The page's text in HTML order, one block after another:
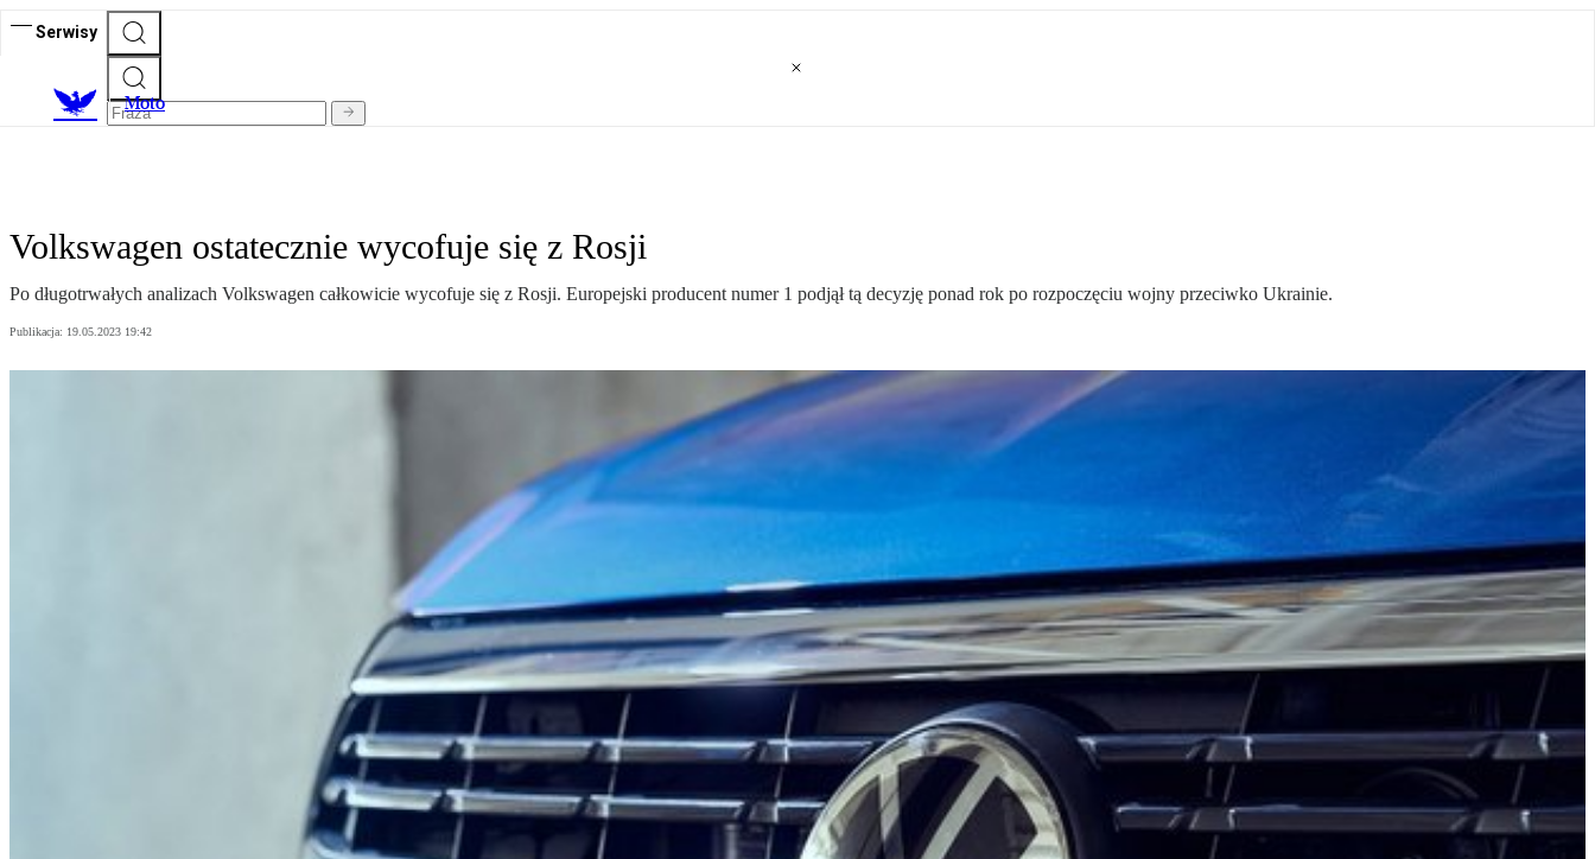
Serwisy
Moto
Volkswagen ostatecznie wycofuje się z Rosji
Po długotrwałych analizach Volkswagen całkowicie wycofuje się z Rosji. Europejski producent numer 1 podjął tą decyzję ponad rok po rozpoczęciu wojny przeciwko Ukrainie.
Publikacja: 19.05.2023 19:42